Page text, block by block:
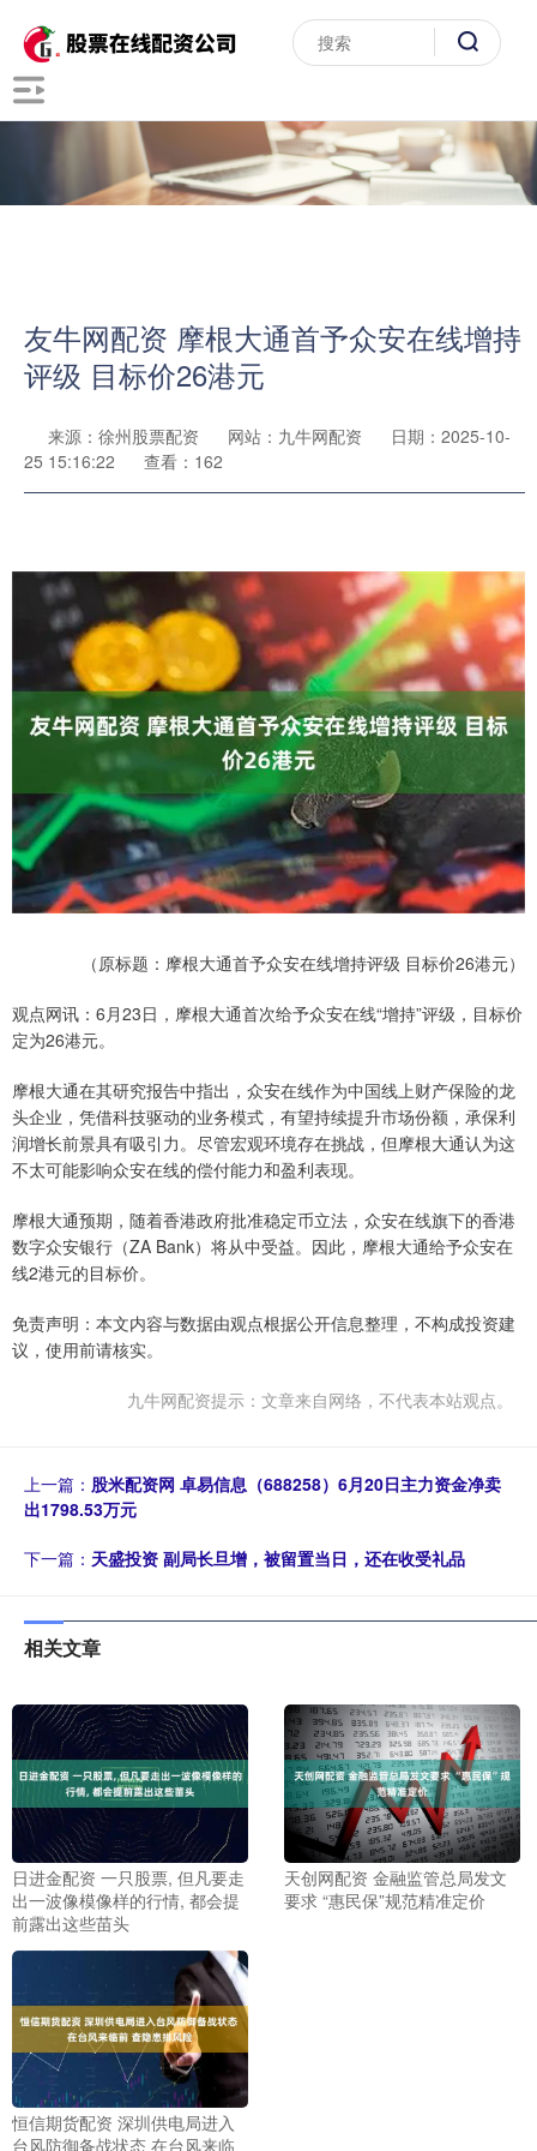
友牛网配资 摩根大通首予众安在线增持
评级 目标价26港元
来源：徐州股票配资 网站：九牛网配资
日期：2025-10-
25 15:16:22
查看：162
（原标题：摩根大通首予众安在线增持评级 目标价26港元）
观点网讯：6月23日，摩根大通首次给予众安在线“增持”评级，目标价
定为26港元。
摩根大通在其研究报告中指出，众安在线作为中国线上财产保险的龙
头企业，凭借科技驱动的业务模式，有望持续提升市场份额，承保利
润增长前景具有吸引力。尽管宏观环境存在挑战，但摩根大通认为这
不太可能影响众安在线的偿付能力和盈利表现。
摩根大通预期，随着香港政府批准稳定币立法，众安在线旗下的香港
数字众安银行（ZA Bank）将从中受益。因此，摩根大通给予众安在
线2港元的目标价。
免责声明：本文内容与数据由观点根据公开信息整理，不构成投资建
议，使用前请核实。
九牛网配资提示：文章来自网络，不代表本站观点。
上一篇： 股米配资网 卓易信息（688258）6月20日主力资金净卖
出1798.53万元
下一篇： 天盛投资 副局长旦增，被留置当日，还在收受礼品
相关文章
日进金配资 一只股票, 但凡要走
出一波像模像样的行情, 都会提
前露出这些苗头
天创网配资 金融监管总局发文
要求 “惠民保”规范精准定价
恒信期货配资 深圳供电局进入
台风防御备战状态 在台风来临